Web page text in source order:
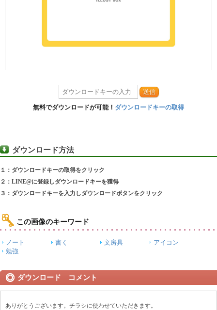
送信
無料でダウンロードが可能！ ダウンロードキーの取得
ダウンロード方法
１：ダウンロードキーの取得をクリック
２：LINE@に登録しダウンロードキーを獲得
３：ダウンロードキーを入力しダウンロードボタンをクリック
この画像のキーワード
ノート 書く 文房具
アイコン
勉強
ダウンロード コメント
ありがとうございます。チラシに使わせていただきます。